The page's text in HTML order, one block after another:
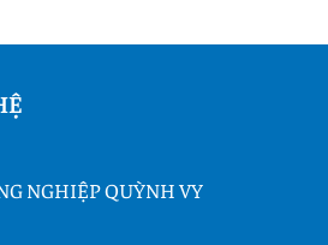
NGHIỆP QUỲNH VY